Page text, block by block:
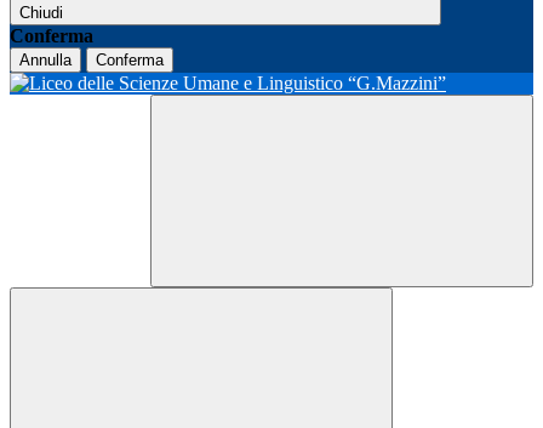
Chiudi
Conferma
Annulla Conferma